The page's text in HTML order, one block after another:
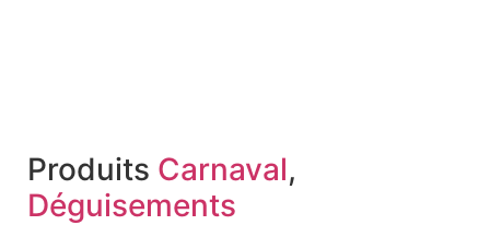
Produits Carnaval,
Déguisements